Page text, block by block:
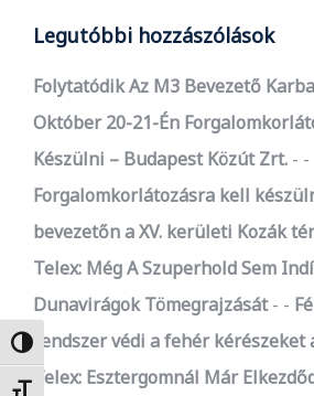
Nagy kontraszt váltása
Legutóbbi hozzászólások
Folytatódik Az M3 Bevezető
Október 20-21-Én
Készülni – Budapest Közút Zrt.
-
Forgalomkorlátozásra kell
bevezetőn a XV. kerületi Kozák
Telex: Még A Szuperhold Sem
Dunavirágok Tömegrajzását
-
rendszer védi a fehér
Telex: Esztergomnál Már